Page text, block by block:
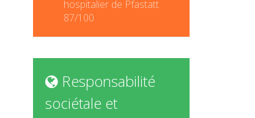
hospitalier de Pfastatt
87/100
Responsabilité
sociétale et